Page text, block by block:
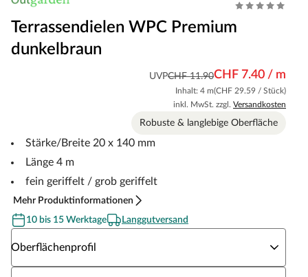
Terrassendielen WPC Premium
dunkelbraun
UVPCHF 11.90CHF 7.40 / m
Inhalt: 4 m(CHF 29.59 / Stück)
inkl. MwSt. zzgl. Versandkosten
Robuste & langlebige Oberfläche
Stärke/Breite 20 x 140 mm
Länge 4 m
fein geriffelt / grob geriffelt
Mehr Produktinformationen
10 bis 15 Werktage
Langgutversand
Oberflächenprofil